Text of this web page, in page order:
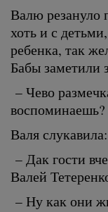
Валю резануло
хоть и с
ребенка, так
Бабы заметили
– Чево
воспоминаешь?
Валя слукавила:
– Дак гости
Валей
– Ну как они